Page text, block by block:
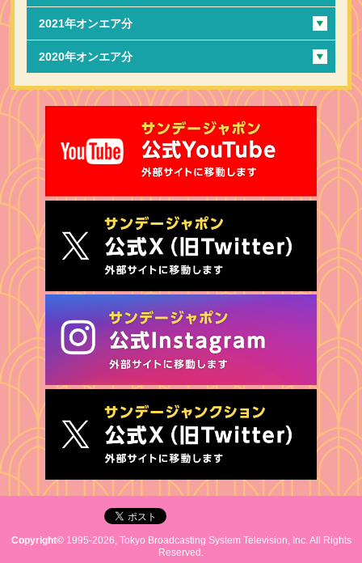
2021年オンエア分
2020年オンエア分
Copyright©1995-2026, Tokyo Broadcasting System Television, Inc. All Rights
Reserved.